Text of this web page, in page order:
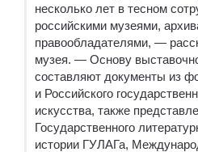
несколько лет в тесном
российскими музеями,
правообладателями, —
музея. — Основу
составляют документы из
и Российского
искусства, также
Государственного
истории ГУЛАГа,